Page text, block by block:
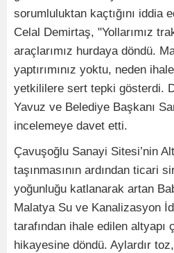
sorumluluktan kaçtığını iddia
Celal Demirtaş, "Yollarımız
araçlarımız hurdaya döndü.
yaptırımınız yoktu, neden
yetkililere sert tepki gösterdi.
Yavuz ve Belediye Başkanı
incelemeye davet etti.
Çavuşoğlu Sanayi Sitesi’nin
taşınmasının ardından ticari
yoğunluğu katlanarak artan
Malatya Su ve Kanalizasyon
tarafından ihale edilen altyapı
hikayesine döndü. Aylardır